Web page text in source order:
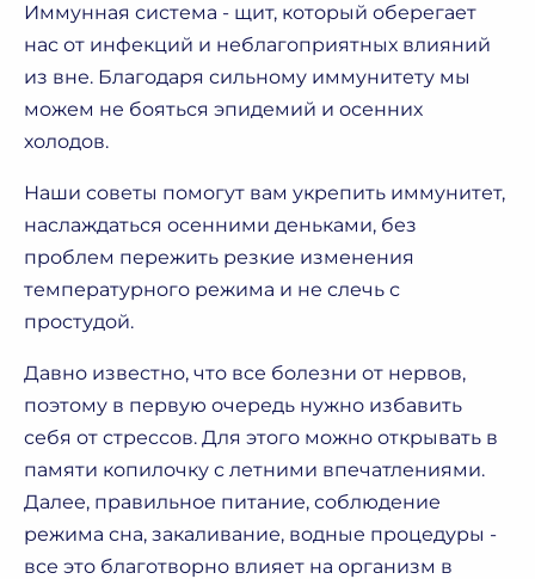
Иммунная система - щит, который оберегает
нас от инфекций и неблагоприятных влияний
из вне. Благодаря сильному иммунитету мы
можем не бояться эпидемий и осенних
холодов.
Наши советы помогут вам укрепить иммунитет,
наслаждаться осенними деньками, без
проблем пережить резкие изменения
температурного режима и не слечь с
простудой.
Давно известно, что все болезни от нервов,
поэтому в первую очередь нужно избавить
себя от стрессов. Для этого можно открывать в
памяти копилочку с летними впечатлениями.
Далее, правильное питание, соблюдение
режима сна, закаливание, водные процедуры -
все это благотворно влияет на организм в